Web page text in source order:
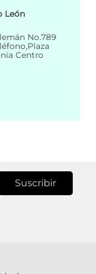
León
No.789
Centro
Suscribir